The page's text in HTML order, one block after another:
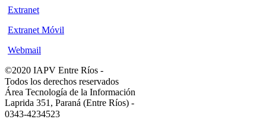
Extranet
Extranet Móvil
Webmail
©2020 IAPV Entre Ríos -
Todos los derechos reservados
Área Tecnología de la Información
Laprida 351, Paraná (Entre Ríos) -
0343-4234523